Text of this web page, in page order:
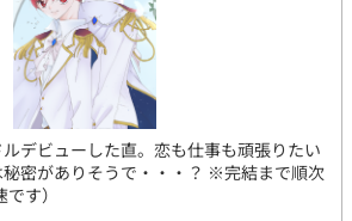
デビューした直。恋も仕事も頑張りたい
密がありそうで・・・？ ※完結まで順次
す）